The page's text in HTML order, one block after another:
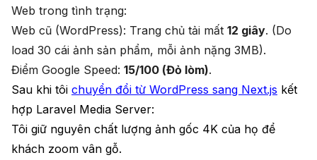
Web trong tình trạng:
Web cũ (WordPress): Trang chủ tải mất 12 giây. (Do
load 30 cái ảnh sản phẩm, mỗi ảnh nặng 3MB).
Điểm Google Speed: 15/100 (Đỏ lòm).
Sau khi tôi chuyển đổi từ WordPress sang Next.js kết
hợp Laravel Media Server:
Tôi giữ nguyên chất lượng ảnh gốc 4K của họ để
khách zoom vân gỗ.